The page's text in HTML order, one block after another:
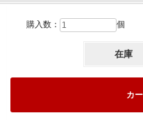
購入数： 個
在庫